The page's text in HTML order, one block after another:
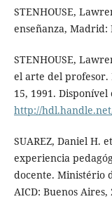
STENHOUSE,
enseñanza, Madrid:
STENHOUSE,
el arte del profesor.
15, 1991. Disponível
http://
SUAREZ, Daniel H.
experiencia
docente. Ministério
AICD: Buenos Aires,